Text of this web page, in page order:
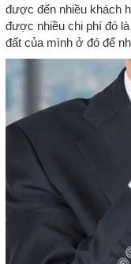
được đến nhiều khách
được nhiều chi phí đó
đất của mình ở đó để